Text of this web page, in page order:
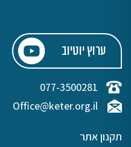
ערוץ יוטיוב
077-3500281
Office@keter.org.il
תקנון אתר